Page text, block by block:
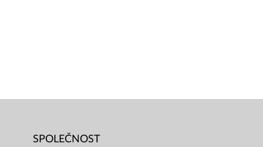
SPOLEČNOST